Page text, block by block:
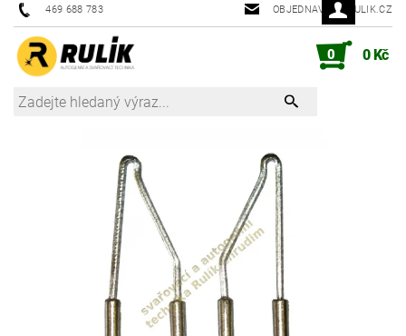
469 688 783 OBJEDNAVKY@RULIK.CZ
0 0 Kč